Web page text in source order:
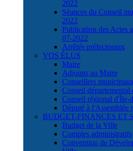
2022
Séances du Conseil
2022
Publication des Actes
07-2022
Arrêtés préfectoraux
VOS ÉLUS
Maire
Adjoints au Maire
Conseillers municipaux
Conseil départemental
Conseil régional d'Île-
Député à l'Assemblée
BUDGET-FINANCES ET
Budget de la Ville
Comptes administratifs
Convention de